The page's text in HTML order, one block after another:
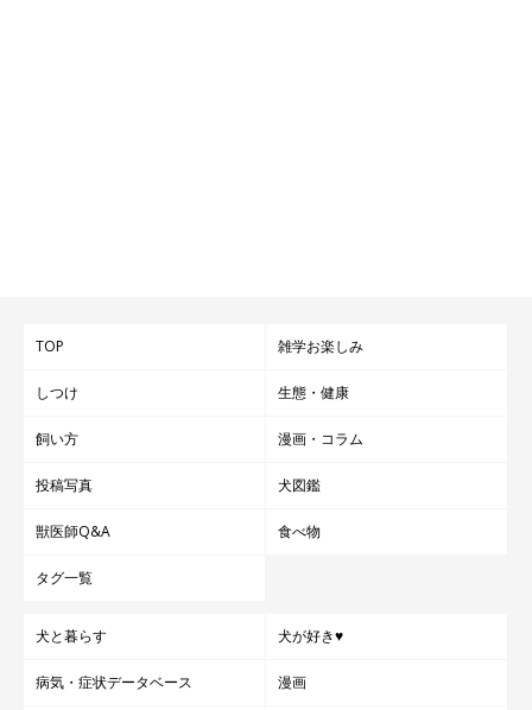
TOP 雑学お楽しみ
しつけ 生態・健康
飼い方 漫画・コラム
投稿写真 犬図鑑
獣医師Q&A 食べ物
タグ一覧
犬と暮らす 犬が好き♥
病気・症状データベース 漫画